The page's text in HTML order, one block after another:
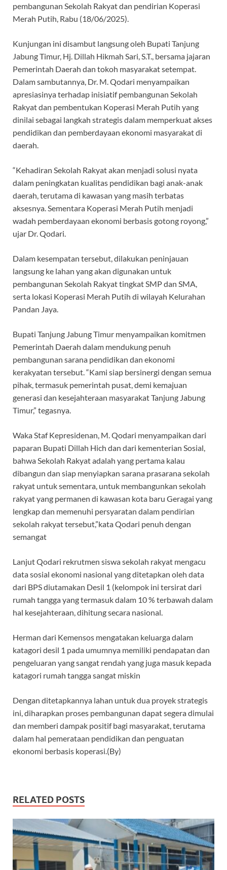
pembangunan Sekolah Rakyat dan pendirian Koperasi
Merah Putih, Rabu (18/06/2025).
Kunjungan ini disambut langsung oleh Bupati Tanjung
Jabung Timur, Hj. Dillah Hikmah Sari, S.T., bersama jajaran
Pemerintah Daerah dan tokoh masyarakat setempat.
Dalam sambutannya, Dr. M. Qodari menyampaikan
apresiasinya terhadap inisiatif pembangunan Sekolah
Rakyat dan pembentukan Koperasi Merah Putih yang
dinilai sebagai langkah strategis dalam memperkuat akses
pendidikan dan pemberdayaan ekonomi masyarakat di
daerah.
“Kehadiran Sekolah Rakyat akan menjadi solusi nyata
dalam peningkatan kualitas pendidikan bagi anak-anak
daerah, terutama di kawasan yang masih terbatas
aksesnya. Sementara Koperasi Merah Putih menjadi
wadah pemberdayaan ekonomi berbasis gotong royong,”
ujar Dr. Qodari.
Dalam kesempatan tersebut, dilakukan peninjauan
langsung ke lahan yang akan digunakan untuk
pembangunan Sekolah Rakyat tingkat SMP dan SMA,
serta lokasi Koperasi Merah Putih di wilayah Kelurahan
Pandan Jaya.
Bupati Tanjung Jabung Timur menyampaikan komitmen
Pemerintah Daerah dalam mendukung penuh
pembangunan sarana pendidikan dan ekonomi
kerakyatan tersebut. “Kami siap bersinergi dengan semua
pihak, termasuk pemerintah pusat, demi kemajuan
generasi dan kesejahteraan masyarakat Tanjung Jabung
Timur,” tegasnya.
Waka Staf Kepresidenan, M. Qodari menyampaikan dari
paparan Bupati Dillah Hich dan dari kementerian Sosial,
bahwa Sekolah Rakyat adalah yang pertama kalau
dibangun dan siap menyiapkan sarana prasarana sekolah
rakyat untuk sementara, untuk membangunkan sekolah
rakyat yang permanen di kawasan kota baru Geragai yang
lengkap dan memenuhi persyaratan dalam pendirian
sekolah rakyat tersebut,”kata Qodari penuh dengan
semangat
Lanjut Qodari rekrutmen siswa sekolah rakyat mengacu
data sosial ekonomi nasional yang ditetapkan oleh data
dari BPS diutamakan Desil 1 (kelompok ini tersirat dari
rumah tangga yang termasuk dalam 10 % terbawah dalam
hal kesejahteraan, dihitung secara nasional.
Herman dari Kemensos mengatakan keluarga dalam
katagori desil 1 pada umumnya memiliki pendapatan dan
pengeluaran yang sangat rendah yang juga masuk kepada
katagori rumah tangga sangat miskin
Dengan ditetapkannya lahan untuk dua proyek strategis
ini, diharapkan proses pembangunan dapat segera dimulai
dan memberi dampak positif bagi masyarakat, terutama
dalam hal pemerataan pendidikan dan penguatan
ekonomi berbasis koperasi.(By)
RELATED POSTS